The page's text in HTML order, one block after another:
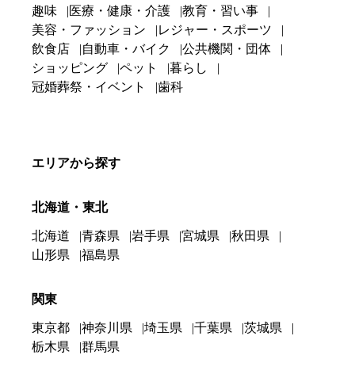
趣味
医療・健康・介護
教育・習い事
美容・ファッション
レジャー・スポーツ
飲食店
自動車・バイク
公共機関・団体
ショッピング
ペット
暮らし
冠婚葬祭・イベント
歯科
エリアから探す
北海道・東北
北海道 青森県 岩手県 宮城県
秋田県
山形県
福島県
関東
東京都 神奈川県 埼玉県 千葉県
茨城県
栃木県
群馬県